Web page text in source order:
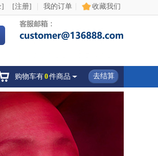
] [注册] 我的订单 收藏我们
购物车有0件商品 去结算